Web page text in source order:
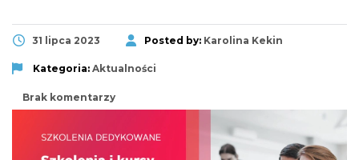
31 lipca 2023 Posted by: Karolina Kekin
Kategoria: Aktualności
Brak komentarzy